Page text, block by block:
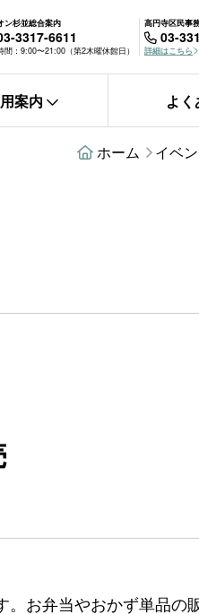
ン杉並総合案内
3317-6611
間：9:00〜21:00（第2木曜休館日）
高円寺区民事
03-
詳細はこちら
案内 よ
ホーム イベ
お弁当やおかず単品の